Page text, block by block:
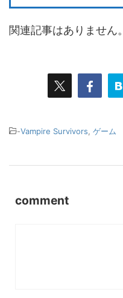
関連記事はありません。
-Vampire Survivors, ゲーム
comment